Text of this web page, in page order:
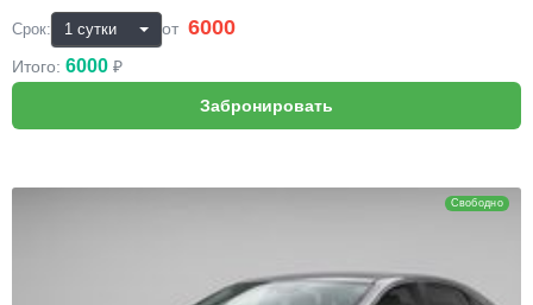
Срок: от 6000
Итого: 6000 ₽
Свободно